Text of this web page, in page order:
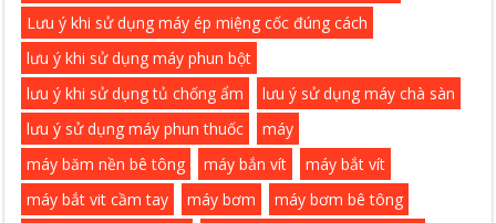
Lưu ý khi sử dụng máy ép miệng cốc đúng cách
lưu ý khi sử dụng máy phun bột
lưu ý khi sử dụng tủ chống ẩm
lưu ý sử dụng máy chà sàn
lưu ý sử dụng máy phun thuốc
máy
máy băm nền bê tông
máy bắn vít
máy bắt vít
máy bắt vit cầm tay
máy bơm
máy bơm bê tông